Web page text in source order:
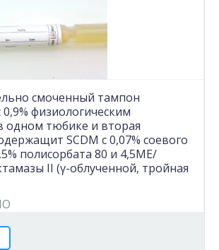
смоченный тампон
физиологическим
одном тюбике и вторая
SCDM с 0,07% соевого
полисорбата 80 и 4,5МЕ/
II (γ-облученной, тройная